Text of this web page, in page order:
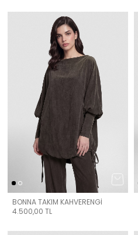
BONNA TAKIM KAHVERENGİ
4.500,00 TL